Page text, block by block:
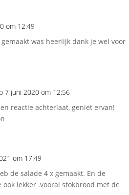
om 12:49
was heerlijk dank je wel voor
7 juni 2020 om 12:56
reactie achterlaat, geniet ervan!
om 17:49
de salade 4 x gemaakt. En de
lekker .vooral stokbrood met de